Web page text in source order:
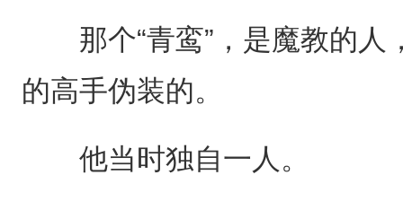
那个“青鸾”，是魔教的人
的高手伪装的。
他当时独自一人。